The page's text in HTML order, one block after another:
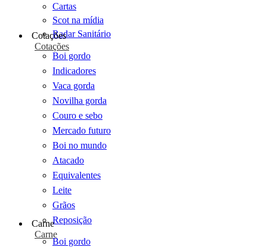
Cartas
Scot na mídia
Radar Sanitário
Cotações
Cotações
Boi gordo
Indicadores
Vaca gorda
Novilha gorda
Couro e sebo
Mercado futuro
Boi no mundo
Atacado
Equivalentes
Leite
Grãos
Reposição
Carne
Carne
Boi gordo